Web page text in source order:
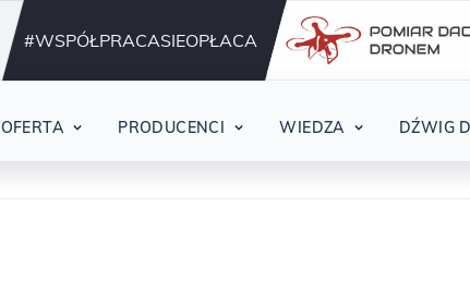
Działamy
#WSPÓŁPRACASIEOPŁACA
OFERTA PRODUCENCI WIEDZA DŹWIG